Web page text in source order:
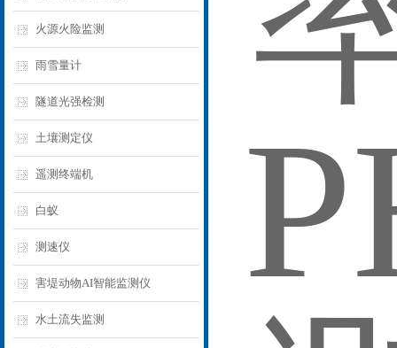
火源火险监测
雨雪量计
隧道光强检测
土壤测定仪
遥测终端机
白蚁
测速仪
害堤动物AI智能监测仪
水土流失监测